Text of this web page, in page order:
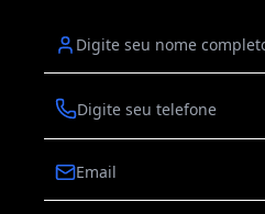
Nome
Whatsapp
Email